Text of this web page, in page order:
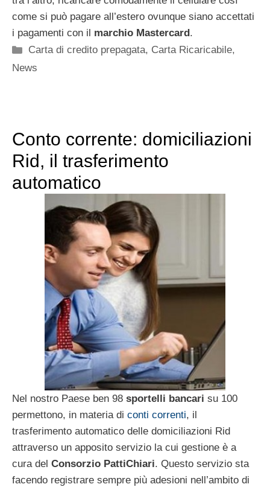
come si può pagare all’estero ovunque siano accettati
i pagamenti con il marchio Mastercard .
Categorie
Carta di credito prepagata, Carta Ricaricabile,
News
Conto corrente: domiciliazioni
Rid, il trasferimento
automatico
Nel nostro Paese ben 98 sportelli bancari su 100
permettono, in materia di conti correnti, il
trasferimento automatico delle domiciliazioni Rid
attraverso un apposito servizio la cui gestione è a
cura del Consorzio PattiChiari. Questo servizio sta
facendo registrare sempre più adesioni nell’ambito di